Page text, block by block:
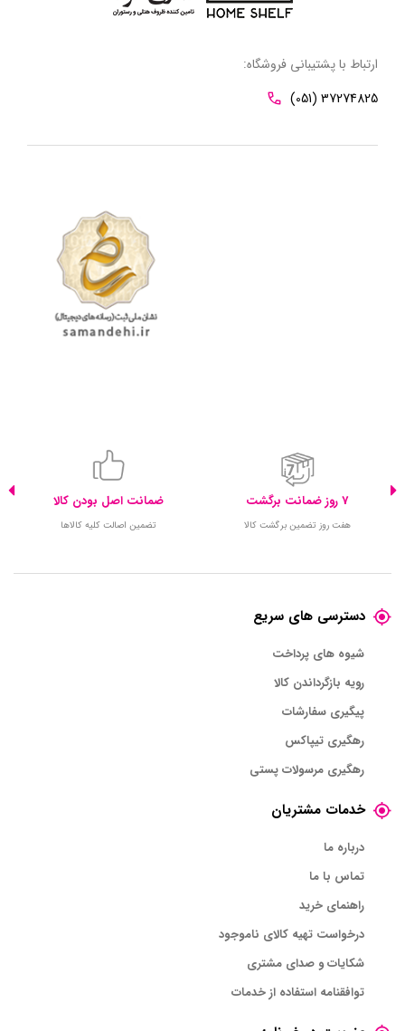
ارتباط با پشتیبانی فروشگاه:
(051) 37274825
7 روز ضمانت برگشت
هفت روز تضمین برگشت کالا
ضمانت اصل بودن کالا
تضمین اصالت کلیه کالاها
دسترسی های سریع
شیوه های پرداخت
رویه بازگرداندن کالا
پیگیری سفارشات
رهگیری تیپاکس
رهگیری مرسولات پستی
خدمات مشتریان
درباره ما
تماس با ما
راهنمای خرید
درخواست تهیه کالای ناموجود
شکایات و صدای مشتری
توافقنامه استفاده از خدمات